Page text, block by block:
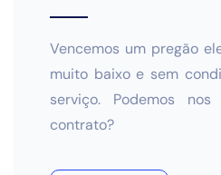
Vencemos um pregão
muito baixo e sem
serviço. Podemos
contrato?